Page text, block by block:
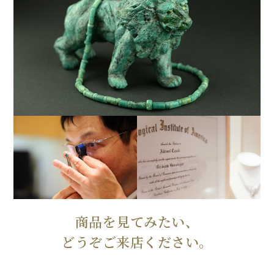
商品を見てみたい、
どうぞご来店ください。